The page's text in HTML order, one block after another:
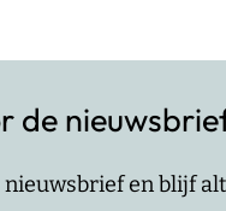
de
en blijf